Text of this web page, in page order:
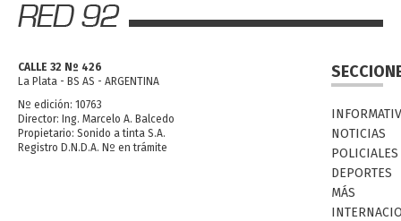
CALLE 32 Nº 426
La Plata - BS AS - ARGENTINA
Nº edición: 10763
Director: Ing. Marcelo A. Balcedo
Propietario: Sonido a tinta S.A.
Registro D.N.D.A. Nº en trámite
NOTICIAS
POLICIALES
DEPORTES
MÁS